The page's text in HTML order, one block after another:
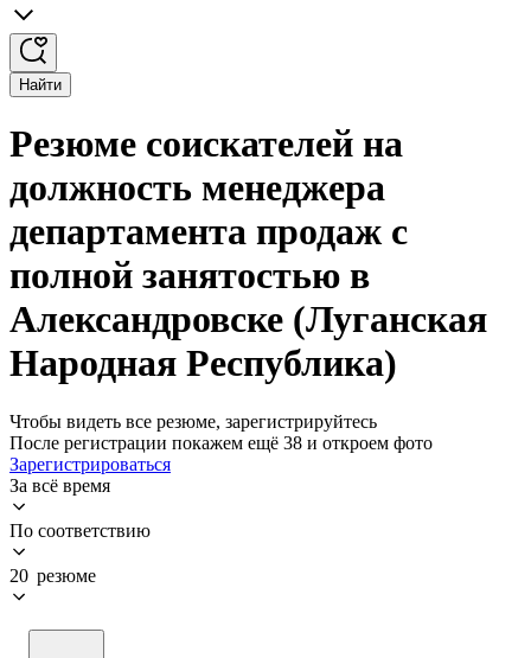
Найти
Резюме соискателей на
должность менеджера
департамента продаж с
полной занятостью в
Александровске (Луганская
Народная Республика)
Чтобы видеть все резюме, зарегистрируйтесь
После регистрации покажем ещё 38 и откроем фото
Зарегистрироваться
За всё время
По соответствию
20 резюме